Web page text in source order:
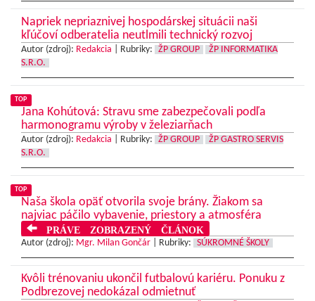
Napriek nepriaznivej hospodárskej situácii naši
kľúčoví odberatelia neutlmili technický rozvoj
Autor (zdroj): Redakcia Rubriky: ŽP GROUP
ŽP INFORMATIKA
S.R.O.
TOP
Jana Kohútová: Stravu sme zabezpečovali podľa
harmonogramu výroby v železiarňach
Autor (zdroj): Redakcia Rubriky: ŽP GROUP
ŽP GASTRO SERVIS
S.R.O.
TOP
Naša škola opäť otvorila svoje brány. Žiakom sa
najviac páčilo vybavenie, priestory a atmosféra
PRÁVE ZOBRAZENÝ ČLÁNOK
Autor (zdroj): Mgr. Milan Gončár Rubriky: SÚKROMNÉ ŠKOLY
Kvôli trénovaniu ukončil futbalovú kariéru. Ponuku z
Podbrezovej nedokázal odmietnuť